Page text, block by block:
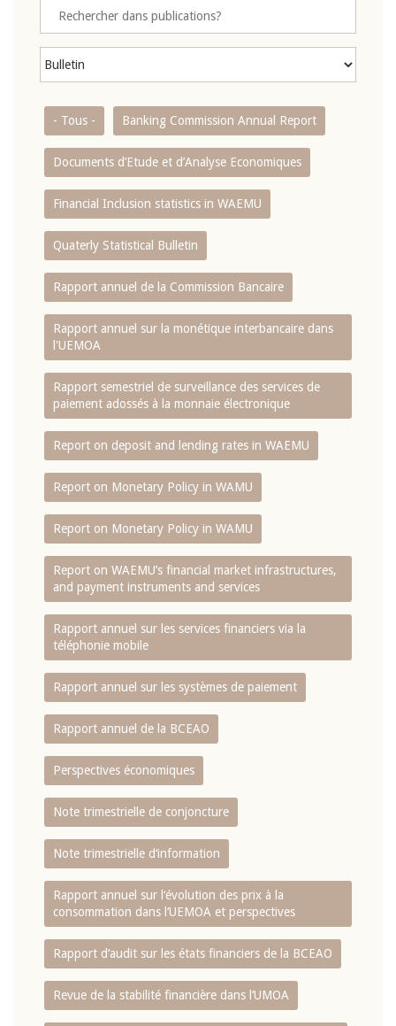
- Tous - Banking Commission Annual Report
Documents d’Etude et d’Analyse Economiques
Financial Inclusion statistics in WAEMU
Quaterly Statistical Bulletin
Rapport annuel de la Commission Bancaire
Rapport annuel sur la monétique interbancaire dans
l'UEMOA
Rapport semestriel de surveillance des services de
paiement adossés à la monnaie électronique
Report on deposit and lending rates in WAEMU
Report on Monetary Policy in WAMU
Report on Monetary Policy in WAMU
Report on WAEMU’s financial market infrastructures,
and payment instruments and services
Rapport annuel sur les services financiers via la
téléphonie mobile
Rapport annuel sur les systèmes de paiement
Rapport annuel de la BCEAO
Perspectives économiques
Note trimestrielle de conjoncture
Note trimestrielle d‘information
Rapport annuel sur l‘évolution des prix à la
consommation dans l‘UEMOA et perspectives
Rapport d‘audit sur les états financiers de la BCEAO
Revue de la stabilité financière dans l‘UMOA